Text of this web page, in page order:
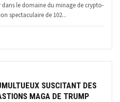
le domaine du minage de crypto-
spectaculaire de 102...
SUSCITANT DES
MAGA DE TRUMP